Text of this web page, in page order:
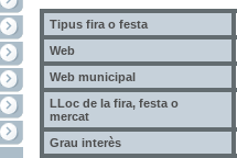
Tipus fira o festa
Web
Web municipal
LLoc de la fira, festa o
mercat
Grau interès